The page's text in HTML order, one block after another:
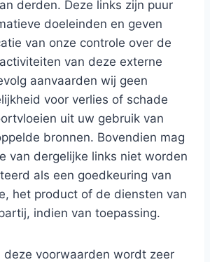
derden. Deze links zijn puur
doeleinden en geven
van onze controle over de
van deze externe
aanvaarden wij geen
voor verlies of schade
uit uw gebruik van
bronnen. Bovendien mag
van dergelijke links niet worden
als een goedkeuring van
het product of de diensten van
indien van toepassing.
deze voorwaarden wordt zeer